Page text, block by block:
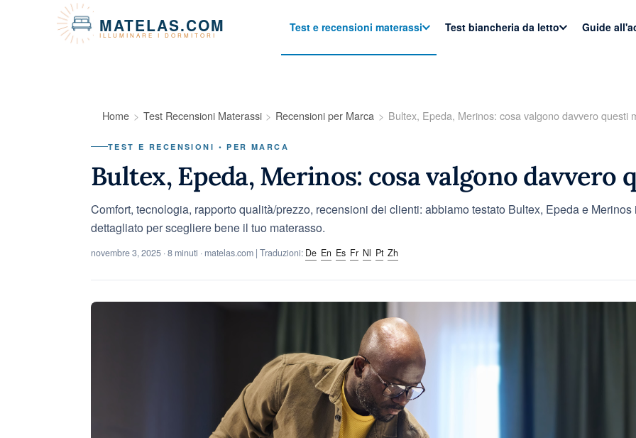
MATELAS.COM
ILLUMINARE I DORMITORI
Test e recensioni materassi Test biancheria da letto Guide
Home Test Recensioni Materassi Recensioni per Marca Bultex, Epeda, Merinos: cosa valgono davvero questi
TEST E RECENSIONI • PER MARCA
Bultex, Epeda, Merinos: cosa valgono davvero
Comfort, tecnologia, rapporto qualità/prezzo, recensioni dei clienti: abbiamo testato Bultex, Epeda e
dettagliato per scegliere bene il tuo materasso.
novembre 3, 2025 · 8 minuti · matelas.com | Traduzioni: De En Es Fr Nl Pt Zh
Pannello di gestione dei cookies